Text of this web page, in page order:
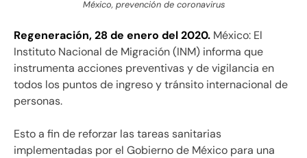
México, prevención de coronavirus
Regeneración, 28 de enero del 2020. México: El
Instituto Nacional de Migración (INM) informa que
instrumenta acciones preventivas y de vigilancia en
todos los puntos de ingreso y tránsito internacional de
personas.
Esto a fin de reforzar las tareas sanitarias
implementadas por el Gobierno de México para una